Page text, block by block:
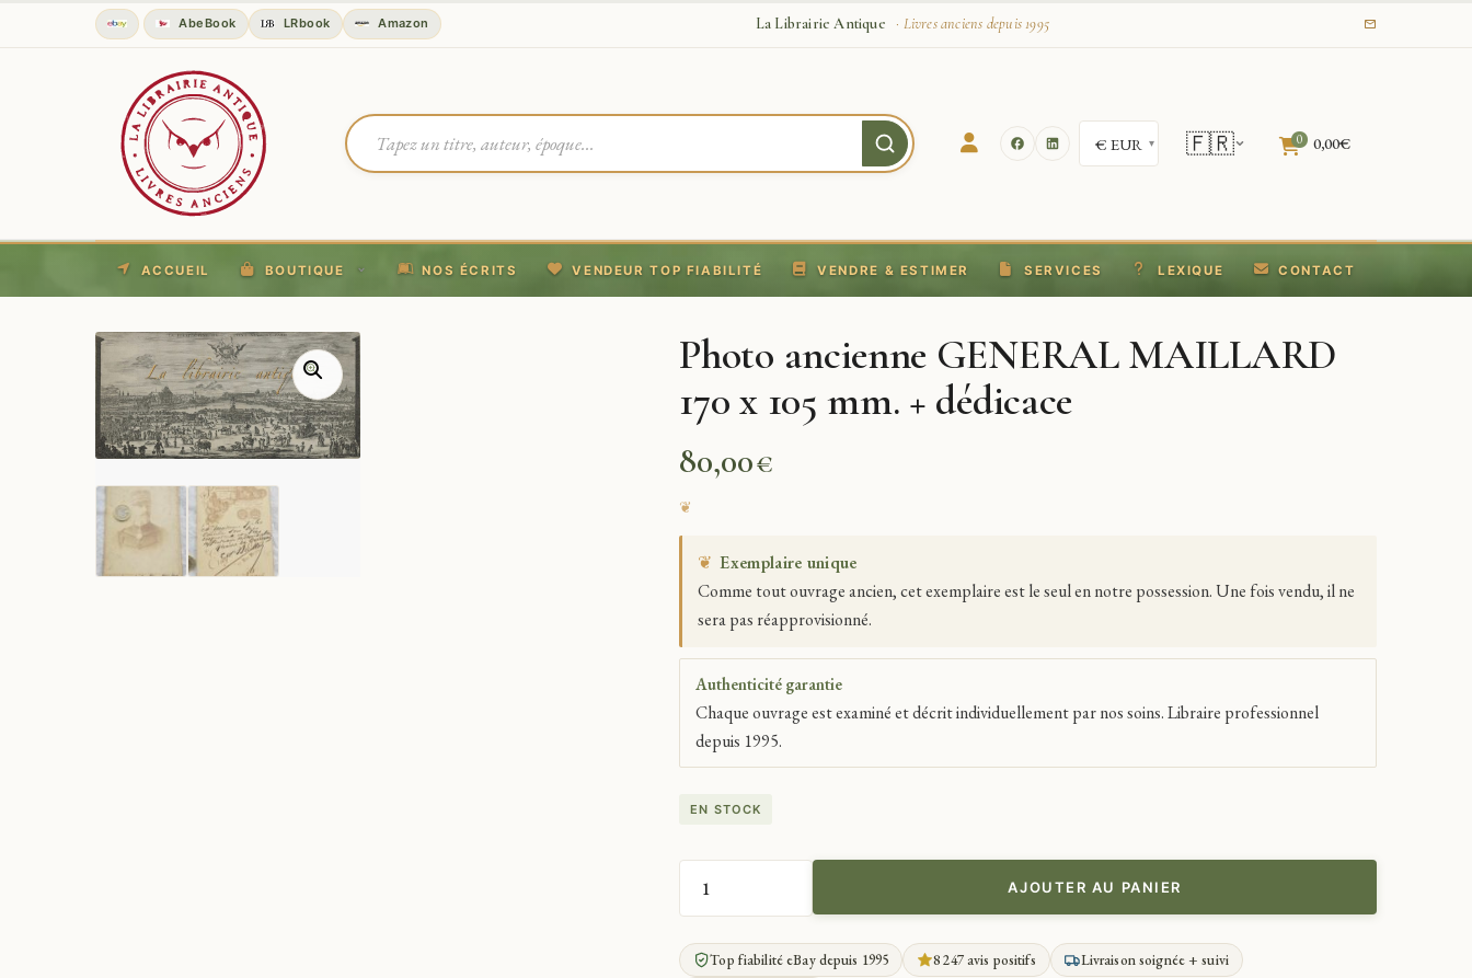
AbeBook LRbook Amazon La Librairie Antique · Livres anciens depuis 1995
🇫🇷 0 0,00€
ACCUEIL BOUTIQUE NOS ÉCRITS VENDEUR TOP FIABILITÉ VENDRE & ESTIMER SERVICES LEXIQUE CONTACT
Photo ancienne GENERAL MAILLARD
170 x 105 mm. + dédicace
80,00€
❦ Exemplaire unique
Comme tout ouvrage ancien, cet exemplaire est le seul en notre possession. Une fois vendu, il ne
sera pas réapprovisionné.
Authenticité garantie
Chaque ouvrage est examiné et décrit individuellement par nos soins. Libraire professionnel
depuis 1995.
EN STOCK
QUANTITÉ
DE
PHOTO
ANCIENNE
AJOUTER AU PANIER
Top fiabilité eBay depuis 1995 8 247 avis positifs
Livraison soignée + suivi